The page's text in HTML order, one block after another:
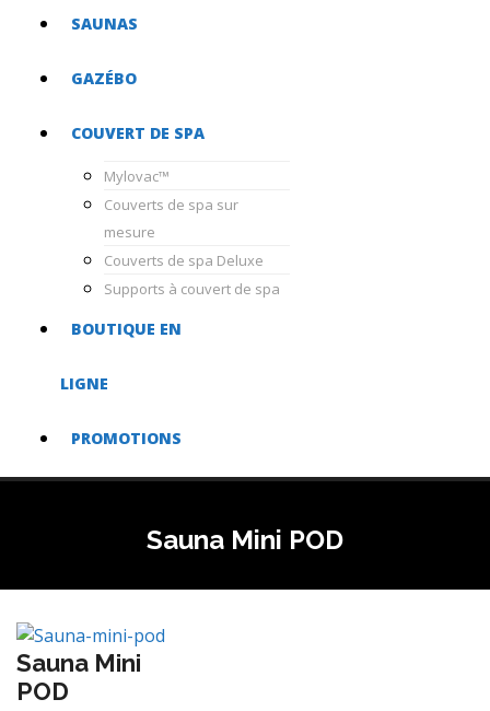
SAUNAS
GAZÉBO
COUVERT DE SPA
Mylovac™
Couverts de spa sur
mesure
Couverts de spa Deluxe
Supports à couvert de spa
BOUTIQUE EN
LIGNE
PROMOTIONS
Sauna Mini POD
Sauna Mini
POD